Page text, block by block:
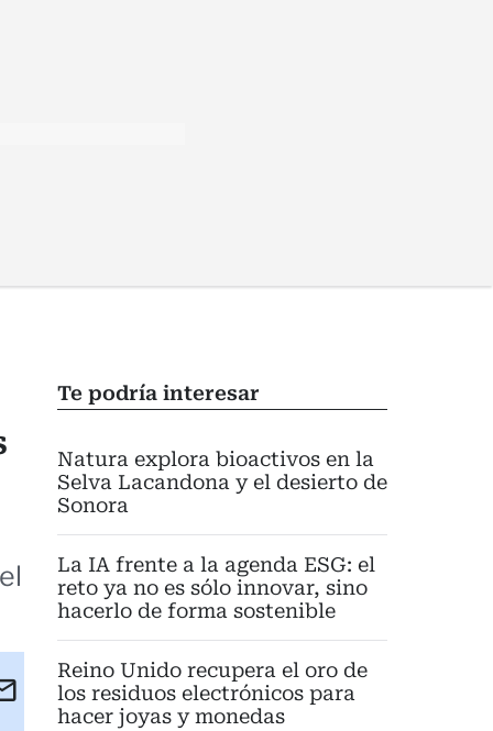
Te podría interesar
Natura explora bioactivos en la
Selva Lacandona y el desierto de
Sonora
La IA frente a la agenda ESG: el
reto ya no es sólo innovar, sino
hacerlo de forma sostenible
Reino Unido recupera el oro de
los residuos electrónicos para
hacer joyas y monedas
Email